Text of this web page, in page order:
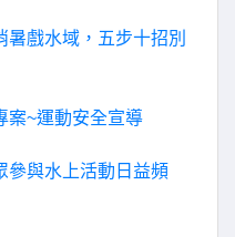
暑戲水域，五步十招別
案~運動安全宣導
參與水上活動日益頻